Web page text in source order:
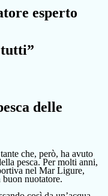
esperto
tutti”
delle
e che, però, ha avuto
pesca. Per molti anni,
nel Mar Ligure,
buon nuotatore.